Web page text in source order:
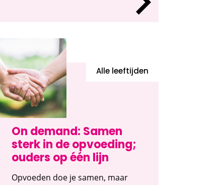
On demand: Samen
sterk in de opvoeding;
ouders op één lijn
Alle leeftijden
Opvoeden doe je samen, maar